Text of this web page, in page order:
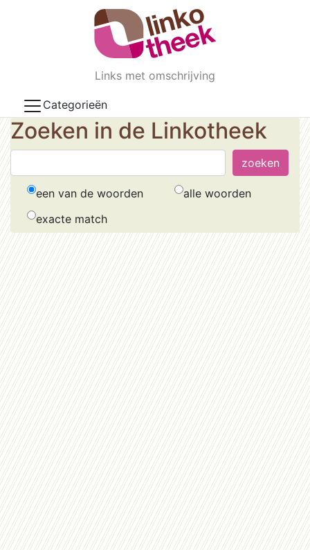
Skip to main content
Links met omschrijving
Categorieën
Zoeken in de Linkotheek
een van de woorden
alle woorden
exacte match